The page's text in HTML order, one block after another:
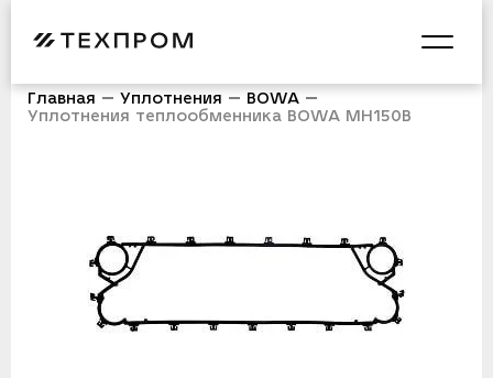
Главная Уплотнения
BOWA
Уплотнения теплообменника BOWA MH150B